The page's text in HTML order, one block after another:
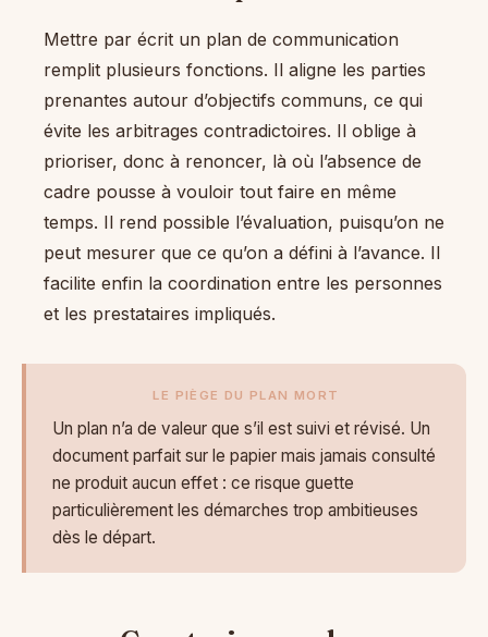
Mettre par écrit un plan de communication
remplit plusieurs fonctions. Il aligne les parties
prenantes autour d’objectifs communs, ce qui
évite les arbitrages contradictoires. Il oblige à
prioriser, donc à renoncer, là où l’absence de
cadre pousse à vouloir tout faire en même
temps. Il rend possible l’évaluation, puisqu’on ne
peut mesurer que ce qu’on a défini à l’avance. Il
facilite enfin la coordination entre les personnes
et les prestataires impliqués.
LE PIÈGE DU PLAN MORT
Un plan n’a de valeur que s’il est suivi et révisé. Un
document parfait sur le papier mais jamais consulté
ne produit aucun effet : ce risque guette
particulièrement les démarches trop ambitieuses
dès le départ.